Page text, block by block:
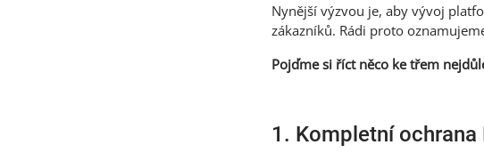
Nynější výzvou je, aby vývoj
zákazníků. Rádi proto
Pojďme si říct něco ke třem
1. Kompletní